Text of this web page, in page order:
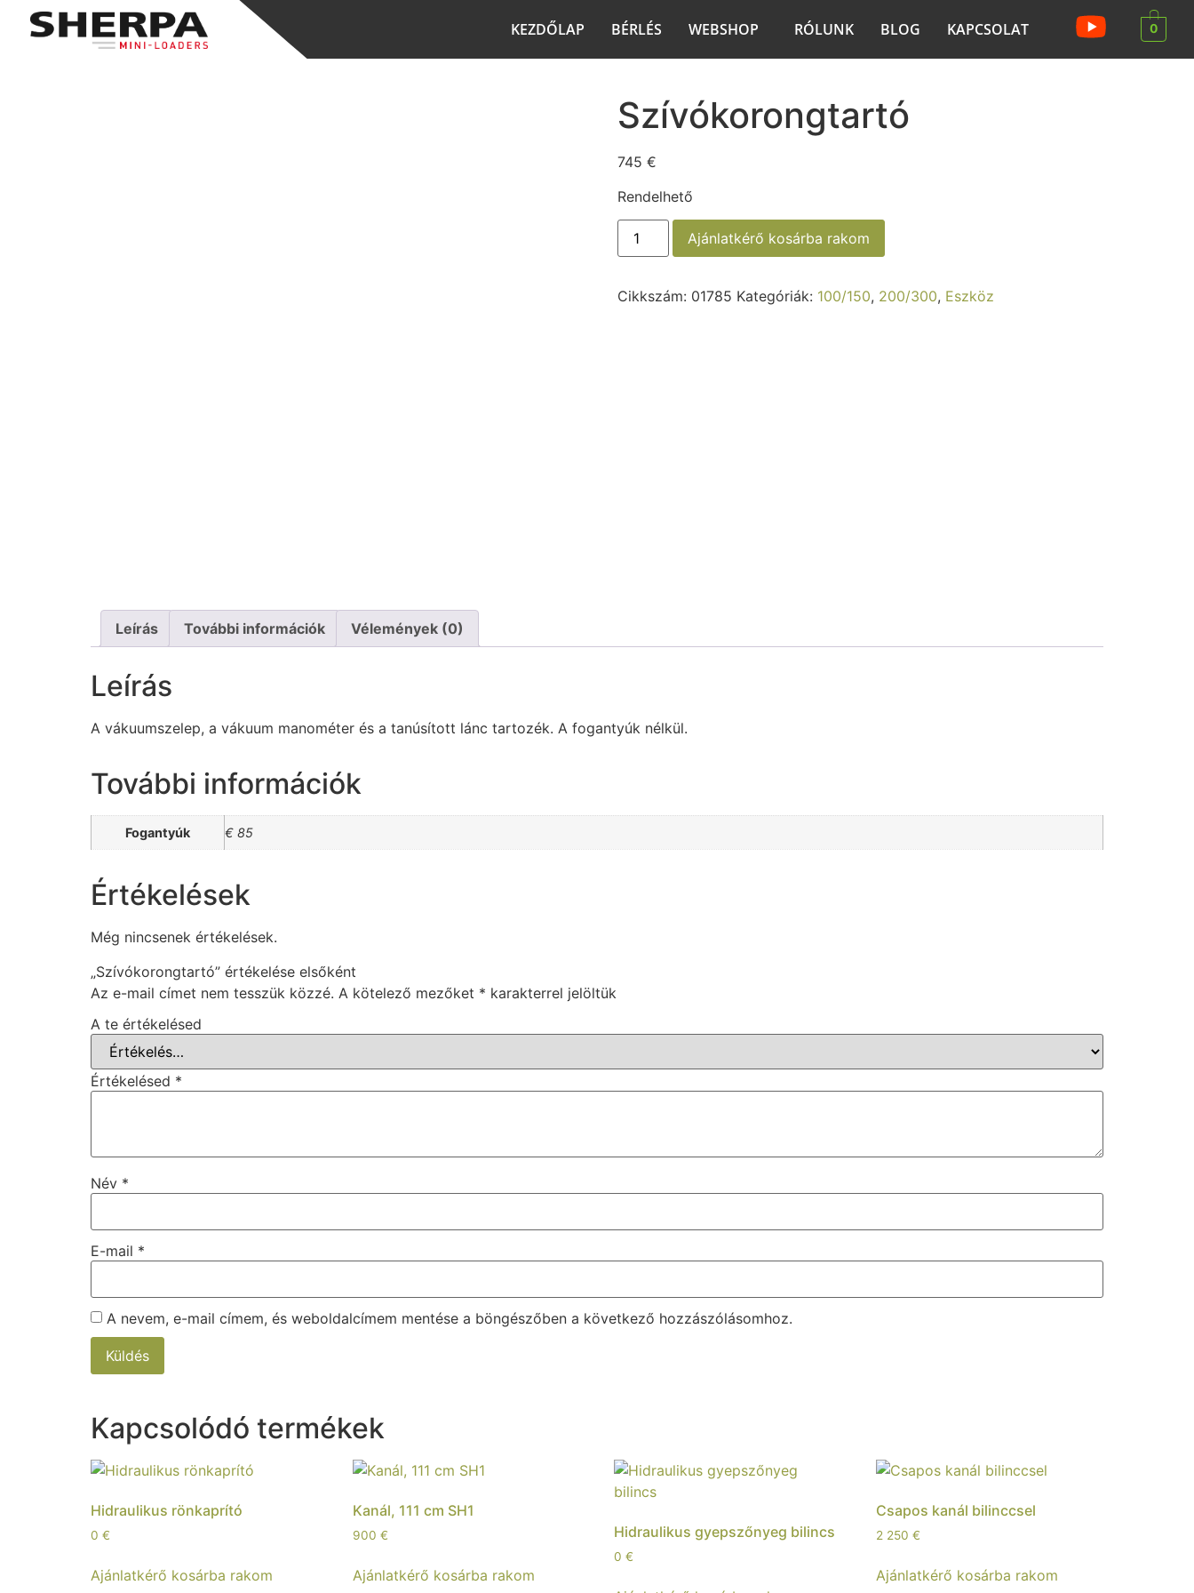
KEZDŐLAP BÉRLÉS WEBSHOP RÓLUNK BLOG KAPCSOLAT 0
Szívókorongtartó
745 €
Rendelhető
Ajánlatkérő kosárba rakom
Cikkszám: 01785 Kategóriák: 100/150, 200/300, Eszköz
Leírás További információk Vélemények (0)
Leírás
A vákuumszelep, a vákuum manométer és a tanúsított lánc tartozék. A fogantyúk nélkül.
További információk
Fogantyúk € 85
Értékelések
Még nincsenek értékelések.
„Szívókorongtartó” értékelése elsőként
Az e-mail címet nem tesszük közzé. A kötelező mezőket * karakterrel jelöltük
A te értékelésed
Értékelésed *
Név *
E-mail *
A nevem, e-mail címem, és weboldalcímem mentése a böngészőben a következő hozzászólásomhoz.
Kapcsolódó termékek
Hidraulikus rönkaprító
0 €
Ajánlatkérő kosárba rakom
Kanál, 111 cm SH1
900 €
Ajánlatkérő kosárba rakom
Hidraulikus gyepszőnyeg bilincs
0€
Csapos kanál bilinccsel
2 250€
Ajánlatkérő kosárba rakom